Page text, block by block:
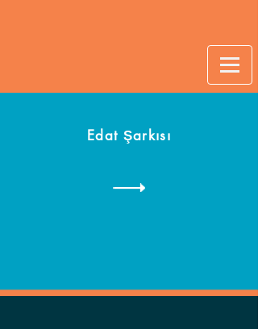
Edat Şarkısı